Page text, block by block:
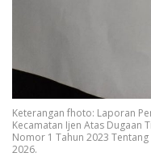
Keterangan fhoto: Laporan
Kecamatan Ijen Atas Dugaan
Nomor 1 Tahun 2023
2026.